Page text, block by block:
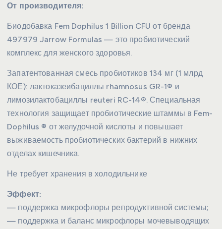
От производителя:
Биодобавка Fem Dophilus 1 Billion CFU от бренда
497979 Jarrow Formulas — это пробиотический
комплекс для женского здоровья.
Запатентованная смесь пробиотиков 134 мг (1 млрд
КОЕ): лактоказеибациллы rhamnosus GR-1® и
лимозилактобациллы reuteri RC-14®. Специальная
технология защищает пробиотические штаммы в Fem-
Dophilus ® от желудочной кислоты и повышает
выживаемость пробиотических бактерий в нижних
отделах кишечника.
Не требует хранения в холодильнике
Эффект:
— поддержка микрофлоры репродуктивной системы;
— поддержка и баланс микрофлоры мочевыводящих